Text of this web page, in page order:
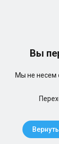
Вы
Мы не несем